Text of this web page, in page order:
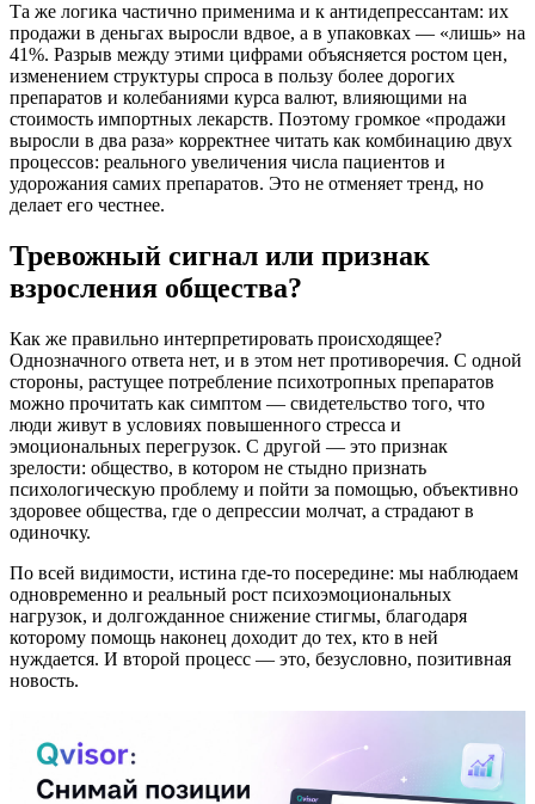
Та же логика частично применима и к антидепрессантам: их
продажи в деньгах выросли вдвое, а в упаковках — «лишь» на
41%. Разрыв между этими цифрами объясняется ростом цен,
изменением структуры спроса в пользу более дорогих
препаратов и колебаниями курса валют, влияющими на
стоимость импортных лекарств. Поэтому громкое «продажи
выросли в два раза» корректнее читать как комбинацию двух
процессов: реального увеличения числа пациентов и
удорожания самих препаратов. Это не отменяет тренд, но
делает его честнее.
Тревожный сигнал или признак
взросления общества?
Как же правильно интерпретировать происходящее?
Однозначного ответа нет, и в этом нет противоречия. С одной
стороны, растущее потребление психотропных препаратов
можно прочитать как симптом — свидетельство того, что
люди живут в условиях повышенного стресса и
эмоциональных перегрузок. С другой — это признак
зрелости: общество, в котором не стыдно признать
психологическую проблему и пойти за помощью, объективно
здоровее общества, где о депрессии молчат, а страдают в
одиночку.
По всей видимости, истина где-то посередине: мы наблюдаем
одновременно и реальный рост психоэмоциональных
нагрузок, и долгожданное снижение стигмы, благодаря
которому помощь наконец доходит до тех, кто в ней
нуждается. И второй процесс — это, безусловно, позитивная
новость.